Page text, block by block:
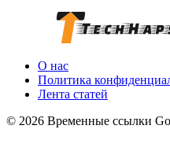
О нас
Политика
Лента статей
© 2026 Временные ссылки